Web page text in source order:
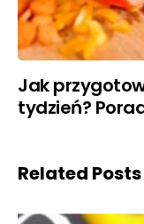
Jak
tydzień?
Related Posts